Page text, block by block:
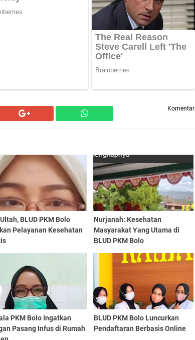
Komentar
BLUD PKM Bolo
Pelayanan Kesehatan
Nurjanah: Kesehatan
Masyarakat Yang Utama di
BLUD PKM Bolo
PKM Bolo Ingatkan
Pasang Infus di Rumah
BLUD PKM Bolo Luncurkan
Pendaftaran Berbasis Online